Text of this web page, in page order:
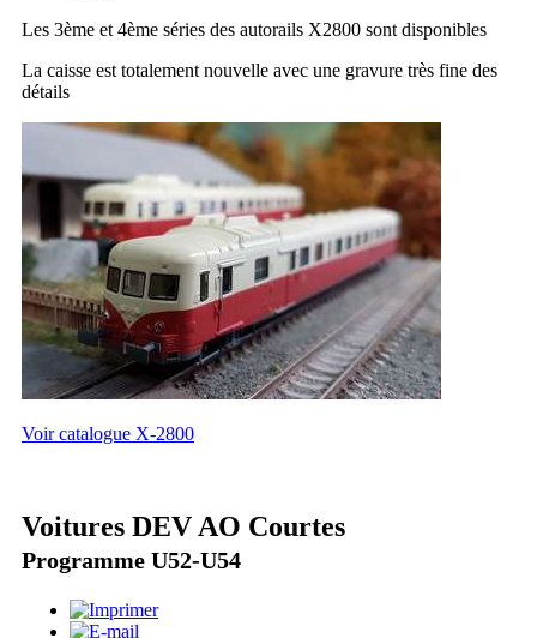
Les 3ème et 4ème séries des autorails X2800 sont disponibles
La caisse est totalement nouvelle avec une gravure très fine des
détails
Voir catalogue X-2800
Voitures DEV AO Courtes
Programme U52-U54